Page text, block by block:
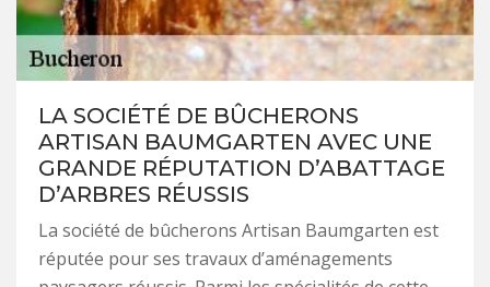
LA SOCIÉTÉ DE BÛCHERONS
ARTISAN BAUMGARTEN AVEC UNE
GRANDE RÉPUTATION D’ABATTAGE
D’ARBRES RÉUSSIS
La société de bûcherons Artisan Baumgarten est
réputée pour ses travaux d’aménagements